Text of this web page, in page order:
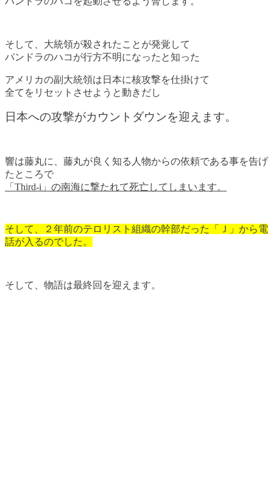
そして、大統領が殺されたことが発覚して
パンドラのハコが行方不明になったと知った
アメリカの副大統領は日本に核攻撃を仕掛けて
全てをリセットさせようと動きだし
日本への攻撃がカウントダウンを迎えます。
響は藤丸に、藤丸が良く知る人物からの依頼である事を告げ
たところで
「Third-i」の南海に撃たれて死亡してしまいます。
そして、２年前のテロリスト組織の幹部だった「Ｊ」から電
話が入るのでした。
そして、物語は最終回を迎えます。